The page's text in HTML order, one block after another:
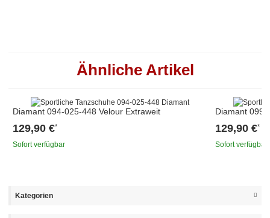
Ähnliche Artikel
Diamant 094-025-448 Velour Extraweit
129,90 €*
Sofort verfügbar
Diamant 099-
129,90 €*
Sofort verfügbar
Kategorien